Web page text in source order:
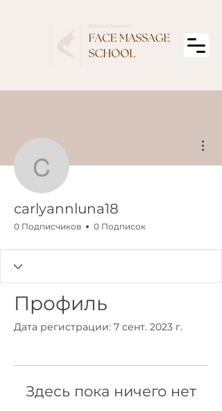
carlyannluna18
carlyannluna18
0 Подписчиков 0 Подписок
Профиль
Дата регистрации: 7 сент. 2023 г.
Здесь пока ничего нет